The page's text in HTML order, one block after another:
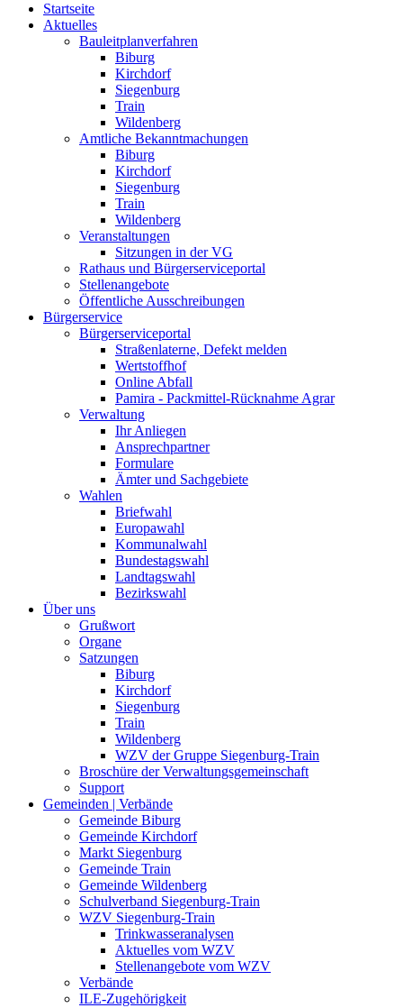
Startseite
Aktuelles
Bauleitplanverfahren
Biburg
Kirchdorf
Siegenburg
Train
Wildenberg
Amtliche Bekanntmachungen
Biburg
Kirchdorf
Siegenburg
Train
Wildenberg
Veranstaltungen
Sitzungen in der VG
Rathaus und Bürgerserviceportal
Stellenangebote
Öffentliche Ausschreibungen
Bürgerservice
Bürgerserviceportal
Straßenlaterne, Defekt melden
Wertstoffhof
Online Abfall
Pamira - Packmittel-Rücknahme Agrar
Verwaltung
Ihr Anliegen
Ansprechpartner
Formulare
Ämter und Sachgebiete
Wahlen
Briefwahl
Europawahl
Kommunalwahl
Bundestagswahl
Landtagswahl
Bezirkswahl
Über uns
Grußwort
Organe
Satzungen
Biburg
Kirchdorf
Siegenburg
Train
Wildenberg
WZV der Gruppe Siegenburg-Train
Broschüre der Verwaltungsgemeinschaft
Support
Gemeinden | Verbände
Gemeinde Biburg
Gemeinde Kirchdorf
Markt Siegenburg
Gemeinde Train
Gemeinde Wildenberg
Schulverband Siegenburg-Train
WZV Siegenburg-Train
Trinkwasseranalysen
Aktuelles vom WZV
Stellenangebote vom WZV
Verbände
ILE-Zugehörigkeit